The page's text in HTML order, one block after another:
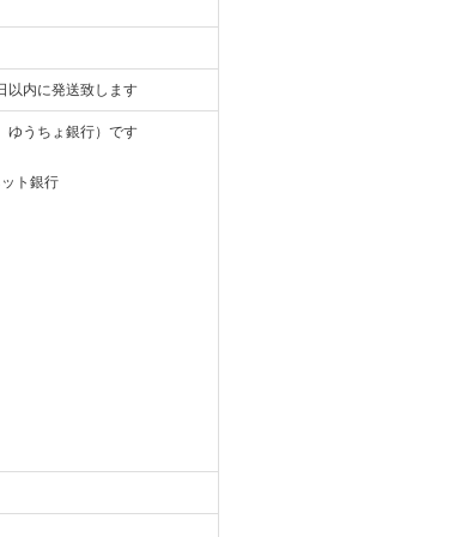
以内に発送致します
ゆうちょ銀行）です
ト銀行